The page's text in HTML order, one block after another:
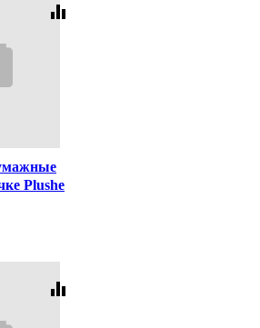
equalizer
Plushe
equalizer